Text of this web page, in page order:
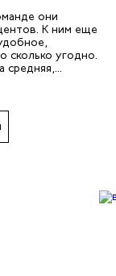
они
К ним еще
сколько угодно.
средняя,...